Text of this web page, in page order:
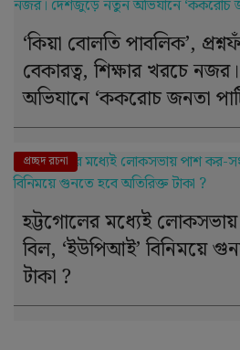
‘কিয়া বোলতি পাবলিক’,
বেকারত্ব, শিক্ষার খরচে
অভিযানে ‘ককরোচ জনতা
দে । শ
প্রচ্ছদ রচনা
হট্টগোলের মধ্যেই লোকসভায়
বিল, ‘ইউপিআই’ বিনিময়ে
টাকা ?